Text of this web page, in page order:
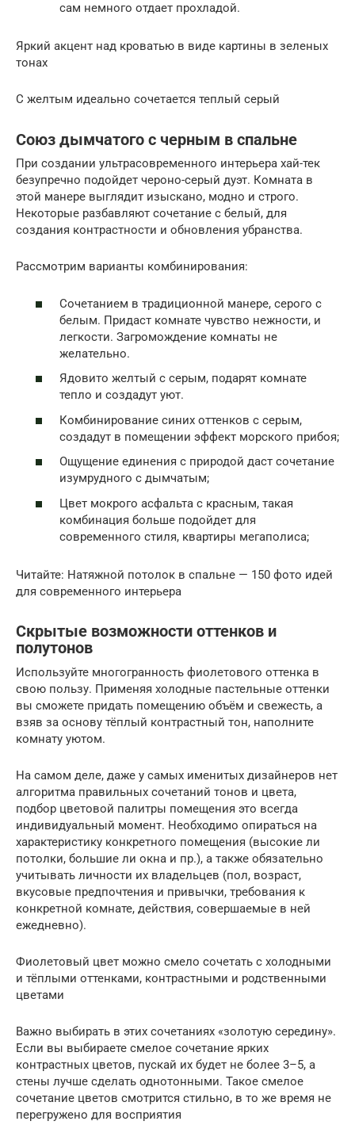
сам немного отдает прохладой.
Яркий акцент над кроватью в виде картины в зеленых
тонах
С желтым идеально сочетается теплый серый
Союз дымчатого с черным в спальне
При создании ультрасовременного интерьера хай-тек
безупречно подойдет чероно-серый дуэт. Комната в
этой манере выглядит изыскано, модно и строго.
Некоторые разбавляют сочетание с белый, для
создания контрастности и обновления убранства.
Рассмотрим варианты комбинирования:
Сочетанием в традиционной манере, серого с
белым. Придаст комнате чувство нежности, и
легкости. Загромождение комнаты не
желательно.
Ядовито желтый с серым, подарят комнате
тепло и создадут уют.
Комбинирование синих оттенков с серым,
создадут в помещении эффект морского прибоя;
Ощущение единения с природой даст сочетание
изумрудного с дымчатым;
Цвет мокрого асфальта с красным, такая
комбинация больше подойдет для
современного стиля, квартиры мегаполиса;
Читайте: Натяжной потолок в спальне — 150 фото идей
для современного интерьера
Скрытые возможности оттенков и
полутонов
Используйте многогранность фиолетового оттенка в
свою пользу. Применяя холодные пастельные оттенки
вы сможете придать помещению объём и свежесть, а
взяв за основу тёплый контрастный тон, наполните
комнату уютом.
На самом деле, даже у самых именитых дизайнеров нет
алгоритма правильных сочетаний тонов и цвета,
подбор цветовой палитры помещения это всегда
индивидуальный момент. Необходимо опираться на
характеристику конкретного помещения (высокие ли
потолки, большие ли окна и пр.), а также обязательно
учитывать личности их владельцев (пол, возраст,
вкусовые предпочтения и привычки, требования к
конкретной комнате, действия, совершаемые в ней
ежедневно).
Фиолетовый цвет можно смело сочетать с холодными
и тёплыми оттенками, контрастными и родственными
цветами
Важно выбирать в этих сочетаниях «золотую середину».
Если вы выбираете смелое сочетание ярких
контрастных цветов, пускай их будет не более 3–5, а
стены лучше сделать однотонными. Такое смелое
сочетание цветов смотрится стильно, в то же время не
перегружено для восприятия